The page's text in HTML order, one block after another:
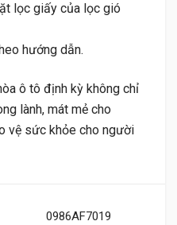
lọc giấy của lọc gió
hướng dẫn.
ô tô định kỳ không chỉ
lành, mát mẻ cho
vệ sức khỏe cho người
0986AF7019